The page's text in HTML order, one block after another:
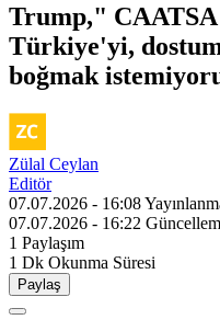
Trump," CAATSA
Türkiye'yi,
boğmak
Zülal Ceylan
Editör
07.07.2026 - 16:08
07.07.2026 - 16:22
1 Paylaşım
1 Dk Okunma Süresi
Paylaş